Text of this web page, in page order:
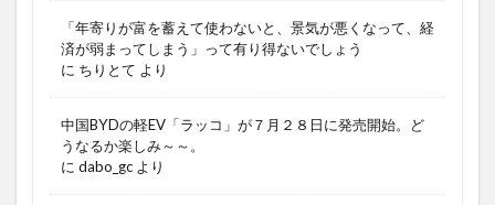
「年寄りが富を蓄えて使わないと、景気が悪くなって、経
済が弱まってしまう」って有り得ないでしょう
に ちりとて より
中国BYDの軽EV「ラッコ」が７月２８日に発売開始。ど
うなるか楽しみ～～。
に dabo_gc より